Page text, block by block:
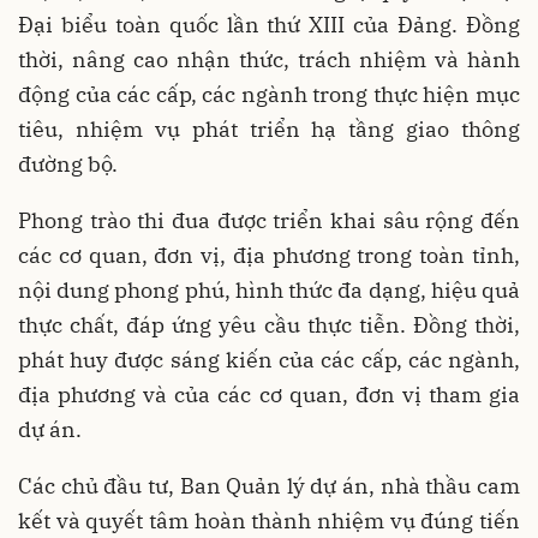
Đại biểu toàn quốc lần thứ XIII của Đảng. Đồng
thời, nâng cao nhận thức, trách nhiệm và hành
động của các cấp, các ngành trong thực hiện mục
tiêu, nhiệm vụ phát triển hạ tầng giao thông
đường bộ.
Phong trào thi đua được triển khai sâu rộng đến
các cơ quan, đơn vị, địa phương trong toàn tỉnh,
nội dung phong phú, hình thức đa dạng, hiệu quả
thực chất, đáp ứng yêu cầu thực tiễn. Đồng thời,
phát huy được sáng kiến của các cấp, các ngành,
địa phương và của các cơ quan, đơn vị tham gia
dự án.
Các chủ đầu tư, Ban Quản lý dự án, nhà thầu cam
kết và quyết tâm hoàn thành nhiệm vụ đúng tiến